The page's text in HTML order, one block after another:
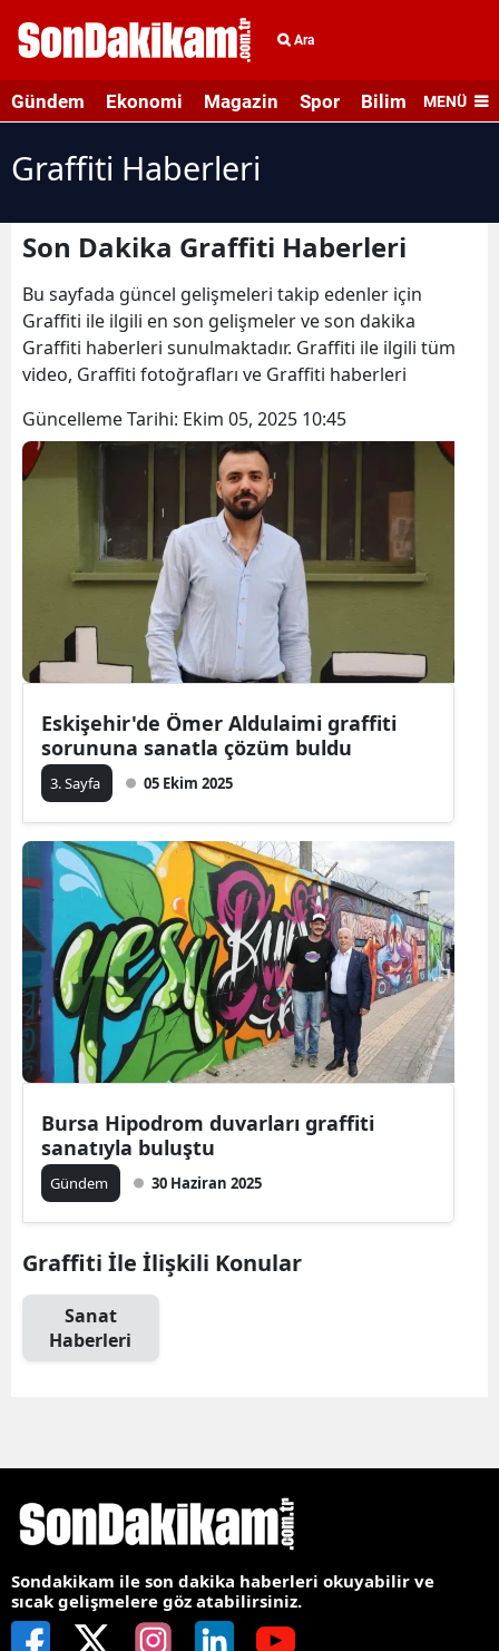
Ara
Gündem Ekonomi Magazin Spor Bilim veMENÜ
Graffiti Haberleri
Son Dakika Graffiti Haberleri
Bu sayfada güncel gelişmeleri takip edenler için
Graffiti ile ilgili en son gelişmeler ve son dakika
Graffiti haberleri sunulmaktadır. Graffiti ile ilgili tüm
video, Graffiti fotoğrafları ve Graffiti haberleri
Güncelleme Tarihi: Ekim 05, 2025 10:45
Eskişehir'de Ömer Aldulaimi graffiti
sorununa sanatla çözüm buldu
3. Sayfa 05 Ekim 2025
Bursa Hipodrom duvarları graffiti
sanatıyla buluştu
Gündem 30 Haziran 2025
Graffiti İle İlişkili Konular
Sanat
Haberleri
Sondakikam ile son dakika haberleri okuyabilir ve
sıcak gelişmelere göz atabilirsiniz.